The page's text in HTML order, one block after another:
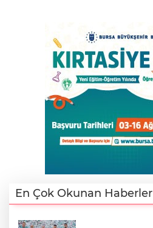
En Çok Okunan Haberler